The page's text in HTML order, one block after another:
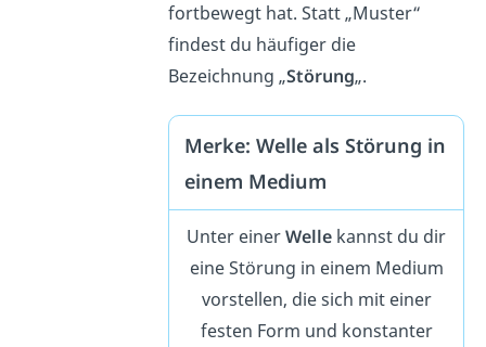
fortbewegt hat. Statt „Muster“
findest du häufiger die
Bezeichnung „Störung„.
Merke: Welle als Störung in
einem Medium
Unter einerWelle kannst du dir
eine Störung in einem Medium
vorstellen, die sich mit einer
festen Form und konstanter